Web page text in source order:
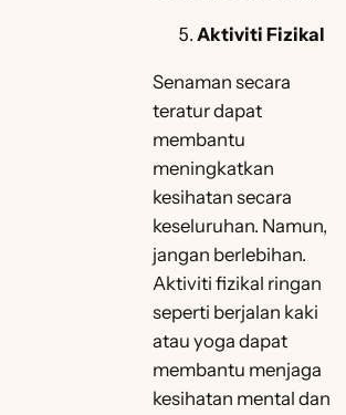
Aktiviti Fizikal
Senaman secara
teratur dapat
membantu
meningkatkan
kesihatan secara
keseluruhan. Namun,
jangan berlebihan.
Aktiviti fizikal ringan
seperti berjalan kaki
atau yoga dapat
membantu menjaga
kesihatan mental dan